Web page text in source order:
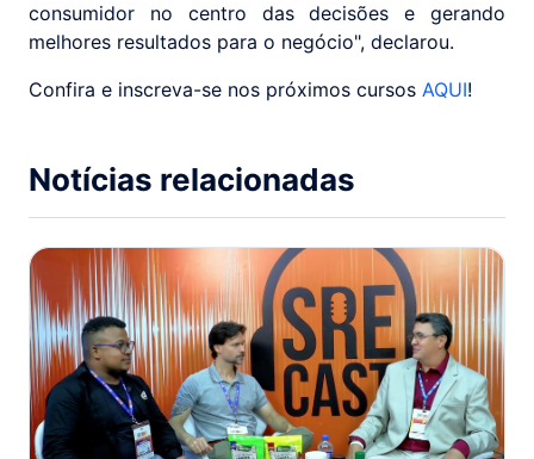
consumidor no centro das decisões e gerando
melhores resultados para o negócio", declarou.
Confira e inscreva-se nos próximos cursos AQUI!
Notícias relacionadas